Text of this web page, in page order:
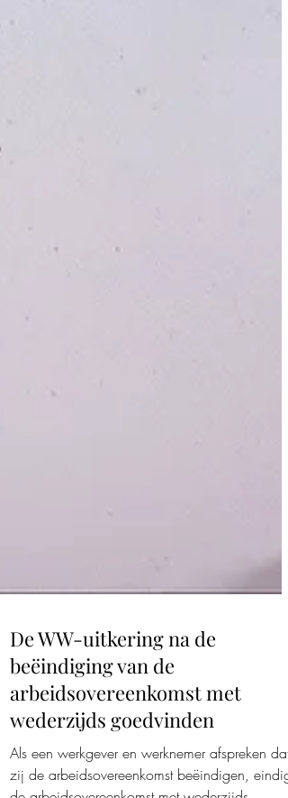
De WW-uitkering na de
beëindiging van de
arbeidsovereenkomst met
wederzijds goedvinden